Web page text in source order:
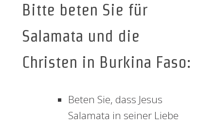
Bitte beten Sie für
Salamata und die
Christen in Burkina Faso:
Beten Sie, dass Jesus
Salamata in seiner Liebe